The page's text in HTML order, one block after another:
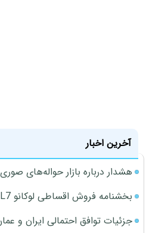
آخرین اخبار
هشدار درباره بازار حواله‌های
بخشنامه فروش اقساطی لوکانو L7 و لوکانو L8 (مرداد 1405)
جزئیات توافق احتمالی ایران و